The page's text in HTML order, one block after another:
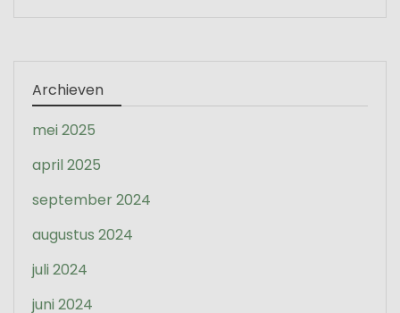
Archieven
mei 2025
april 2025
september 2024
augustus 2024
juli 2024
juni 2024